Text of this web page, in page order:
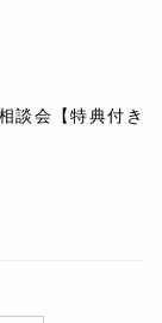
会【特典付き